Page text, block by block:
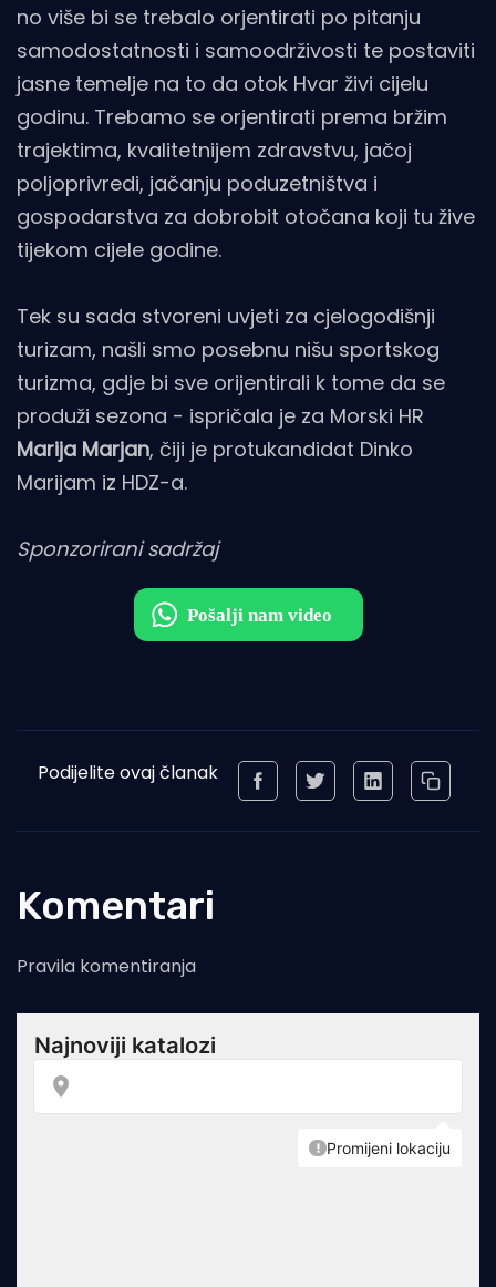
no više bi se trebalo orjentirati po pitanju
samodostatnosti i samoodrživosti te postaviti
jasne temelje na to da otok Hvar živi cijelu
godinu. Trebamo se orjentirati prema bržim
trajektima, kvalitetnijem zdravstvu, jačoj
poljoprivredi, jačanju poduzetništva i
gospodarstva za dobrobit otočana koji tu žive
tijekom cijele godine.
Tek su sada stvoreni uvjeti za cjelogodišnji
turizam, našli smo posebnu nišu sportskog
turizma, gdje bi sve orijentirali k tome da se
produži sezona - ispričala je za Morski HR
Marija Marjan, čiji je protukandidat Dinko
Marijam iz HDZ-a.
Sponzorirani sadržaj
Podijelite ovaj članak
Komentari
Pravila komentiranja